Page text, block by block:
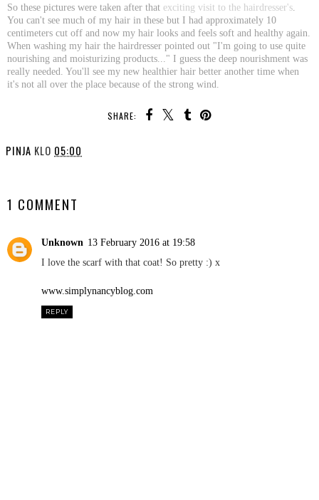
So these pictures were taken after that exciting visit to the hairdresser's
You can't see much of my hair in these but I had approximately 10
centimeters cut off and now my hair looks and feels soft and healthy again.
When washing my hair the hairdresser pointed out "I'm going to use quite
nourishing and moisturizing products..." I guess the deep nourishment was
really needed. You'll see my new healthier hair better another time when
it's not all over the place because of the strong wind.
SHARE:
PINJA KLO 05:00
1 COMMENT
Unknown 13 February 2016 at 19:58
I love the scarf with that coat! So pretty :) x
www.simplynancyblog.com
REPLY